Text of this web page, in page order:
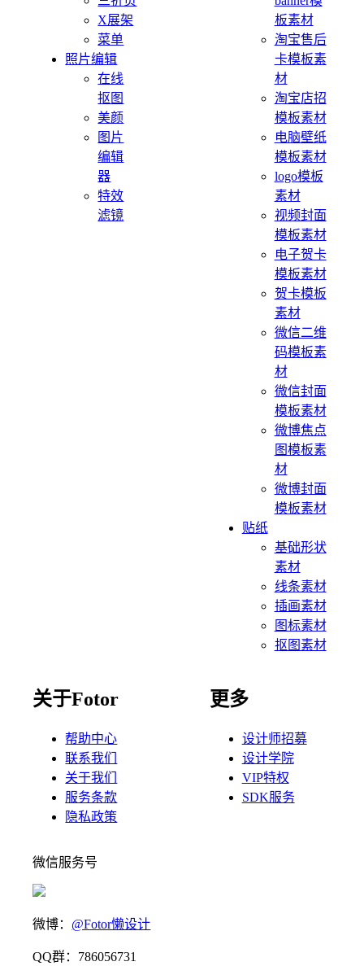
X展架
菜单
照片编辑
在线
抠图
美颜
图片
编辑
器
特效
滤镜
板素材
淘宝售后
卡模板素
材
淘宝店招
模板素材
电脑壁纸
模板素材
logo模板
素材
视频封面
模板素材
电子贺卡
模板素材
贺卡模板
素材
微信二维
码模板素
材
微信封面
模板素材
微博焦点
图模板素
材
微博封面
模板素材
贴纸
基础形状
素材
线条素材
插画素材
图标素材
抠图素材
关于Fotor
帮助中心
联系我们
关于我们
服务条款
隐私政策
更多
设计师招募
设计学院
VIP特权
SDK服务
微信服务号
微博： @Fotor懒设计
QQ群：786056731